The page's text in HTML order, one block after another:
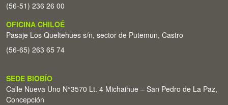
(56-51) 236 26 00
OFICINA CHILOÉ
Pasaje Los Queltehues s/n, sector de Putemun, Castro
(56-65) 263 65 74
SEDE BIOBÍO
Calle Nueva Uno N°3570 Lt. 4 Michaihue – San Pedro de La Paz,
Concepción